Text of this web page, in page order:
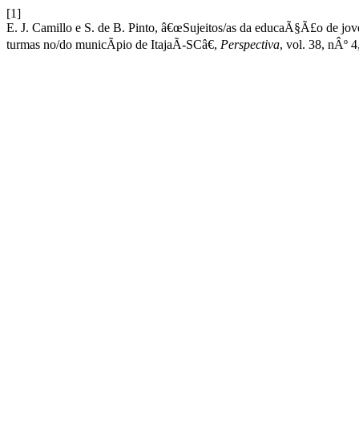
[1]
E. J. Camillo e S. de B. Pinto, â€œSujeitos/as da educaÃ§Ã£o de
turmas no/do municÃ­pio de ItajaÃ­-SCâ€, Perspectiva, vol. 38, nÂº